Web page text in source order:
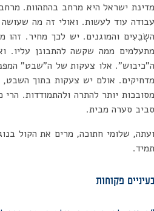
מדינת ישראל היא מרחב בהתהוות.
עבודה עוד לעשות. ואולי זה מה
השְׂבֵעִים והמוגנים. יש לכך מחיר.
מתעלמים ממה שקשה להתבונן עליו.
ה”כיבוש”. אלו צעקות של ה”שבט”
מדחיקים. אולם יש צעקות בתוך
מסובכות יותר להתרה ולהתמודדות.
סביב סערה מבית.
ועתה, שלומי חתוכה, מרים את הקול
תמיד.
בעיניים פקוחות